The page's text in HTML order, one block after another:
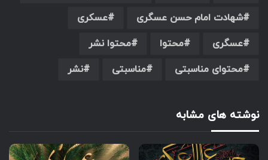
شهادت امام حسن عسگری
عسکری
عسگری
محتوا
محتوا نشر
محتوای مناسبتی
مناسبتی نشر
نوشته های مشابه